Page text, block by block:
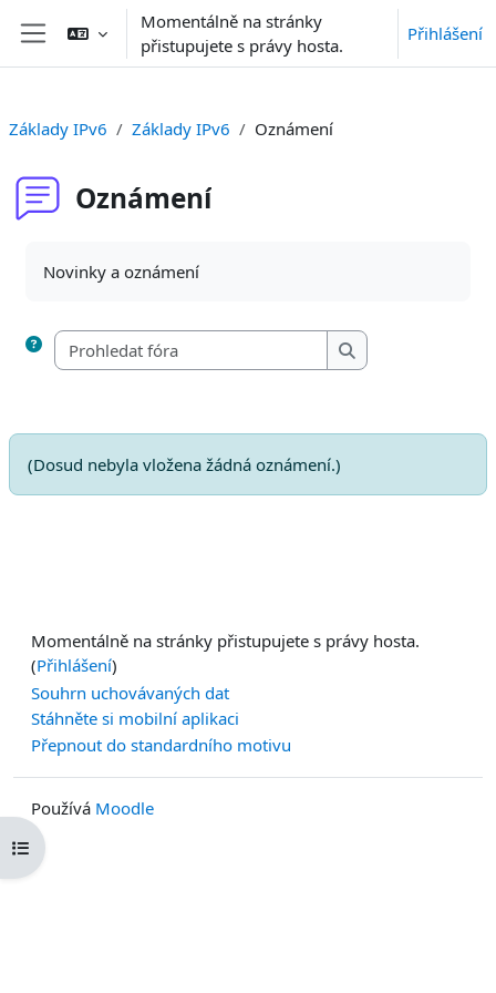
Přejít k hlavnímu obsahu
Boční panel
Momentálně na stránky
přistupujete s právy hosta.
Přihlášení
Otevřít indexu kurzu
Základy IPv6 Základy IPv6 Oznámení
Oznámení
Novinky a oznámení
Prohledat fóra
Prohledat fóra
(Dosud nebyla vložena žádná oznámení.)
Momentálně na stránky přistupujete s právy hosta.
(Přihlášení)
Souhrn uchovávaných dat
Stáhněte si mobilní aplikaci
Přepnout do standardního motivu
Používá Moodle